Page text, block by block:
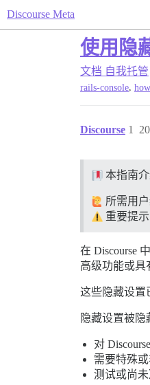
Discourse Meta
使用隐
文档 自我托管
rails-console,
Discourse 1
本指南
所需用
重要提
在 Discourse
高级功能或具
这些隐藏设置
隐藏设置被
对
需要特殊
测试或尚